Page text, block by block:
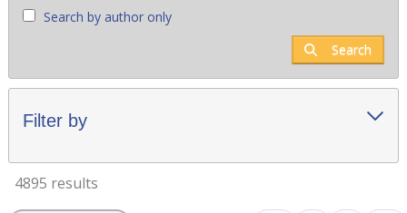
Search by author only
Search
Filter by
4895 results